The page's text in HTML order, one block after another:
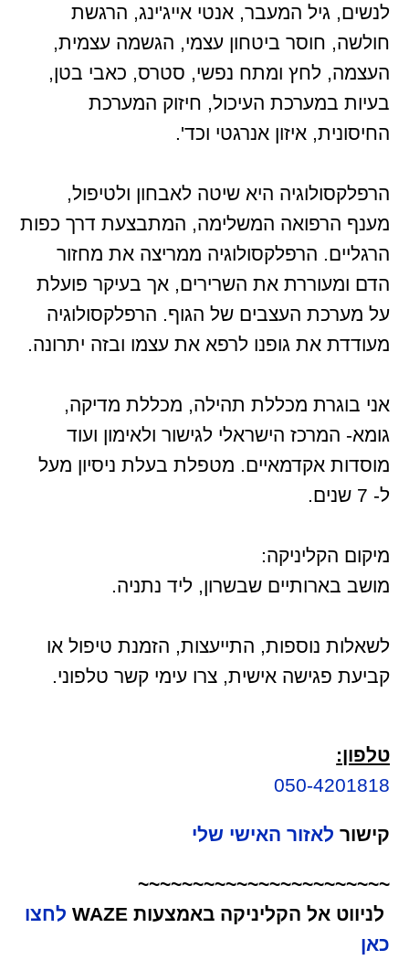
לנשים, גיל המעבר, אנטי אייג'ינג, הרגשת
חולשה, חוסר ביטחון עצמי, הגשמה עצמית,
העצמה, לחץ ומתח נפשי, סטרס, כאבי בטן,
בעיות במערכת העיכול, חיזוק המערכת
החיסונית, איזון אנרגטי וכד'.
הרפלקסולוגיה היא שיטה לאבחון ולטיפול,
מענף הרפואה המשלימה, המתבצעת דרך כפות
הרגליים. הרפלקסולוגיה ממריצה את מחזור
הדם ומעוררת את השרירים, אך בעיקר פועלת
על מערכת העצבים של הגוף. הרפלקסולוגיה
מעודדת את גופנו לרפא את עצמו ובזה יתרונה.
אני בוגרת מכללת תהילה, מכללת מדיקה,
גומא- המרכז הישראלי לגישור ולאימון ועוד
מוסדות אקדמאיים. מטפלת בעלת ניסיון מעל
ל- 7 שנים.
מיקום הקליניקה:
מושב בארותיים שבשרון, ליד נתניה.
לשאלות נוספות, התייעצות, הזמנת טיפול או
קביעת פגישה אישית, צרו עימי קשר טלפוני.
טלפון:
050-4201818
קישור לאזור האישי שלי
~~~~~~~~~~~~~~~~~~~~~~~
לניווט אל הקליניקה באמצעות WAZE
לחצו
כאן